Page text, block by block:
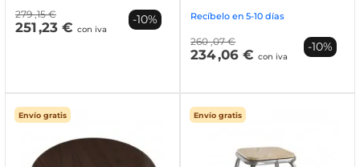
279 ,15 €
251,23 € con iva
-10% Recíbelo en 5-10 días
260 ,07 €
234,06 € con iva
-10%
Envío gratis Envío gratis